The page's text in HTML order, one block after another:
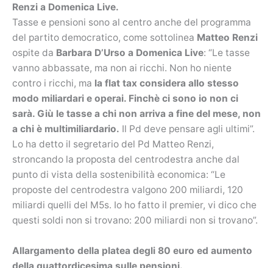
Renzi a Domenica Live.
Tasse e pensioni sono al centro anche del programma
del partito democratico, come sottolinea Matteo Renzi
ospite da Barbara D’Urso a Domenica Live: “Le tasse
vanno abbassate, ma non ai ricchi. Non ho niente
contro i ricchi, ma la flat tax considera allo stesso
modo miliardari e operai. Finchè ci sono io non ci
sarà. Giù le tasse a chi non arriva a fine del mese, non
a chi è multimiliardario. Il Pd deve pensare agli ultimi”.
Lo ha detto il segretario del Pd Matteo Renzi,
stroncando la proposta del centrodestra anche dal
punto di vista della sostenibilità economica: “Le
proposte del centrodestra valgono 200 miliardi, 120
miliardi quelli del M5s. Io ho fatto il premier, vi dico che
questi soldi non si trovano: 200 miliardi non si trovano”.
Allargamento della platea degli 80 euro ed aumento
della quattordicesima sulle pensioni.